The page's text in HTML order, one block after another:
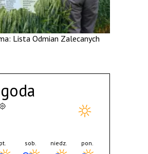
Lista Odmian Zalecanych
pt. sob. niedz. pon.